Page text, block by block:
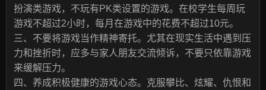
扮演类游戏，不玩有PK类设置的游戏。在校学生每周玩
游戏不超过2小时，每月在游戏中的花费不超过10元。
三、不要将游戏当作精神寄托。尤其在现实生活中遇到压
力和挫折时，应多与家人朋友交流倾诉，不要只依靠游戏
来缓解压力。
四、养成积极健康的游戏心态。克服攀比、炫耀、仇恨和